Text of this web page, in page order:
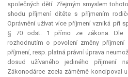
společných dětí. Zřejmým smyslem
shodu příjmení dítěte s příjmením
Oprávnění užívat více příjmení vzniká při
§ 70 odst. 1 přímo ze zákona. Dle
rozhodnutím o povolení změny příjmení
příjmení, resp. platná právní úprava
dosud užívaného jediného příjmení
Zákonodárce zcela záměrně koncipoval